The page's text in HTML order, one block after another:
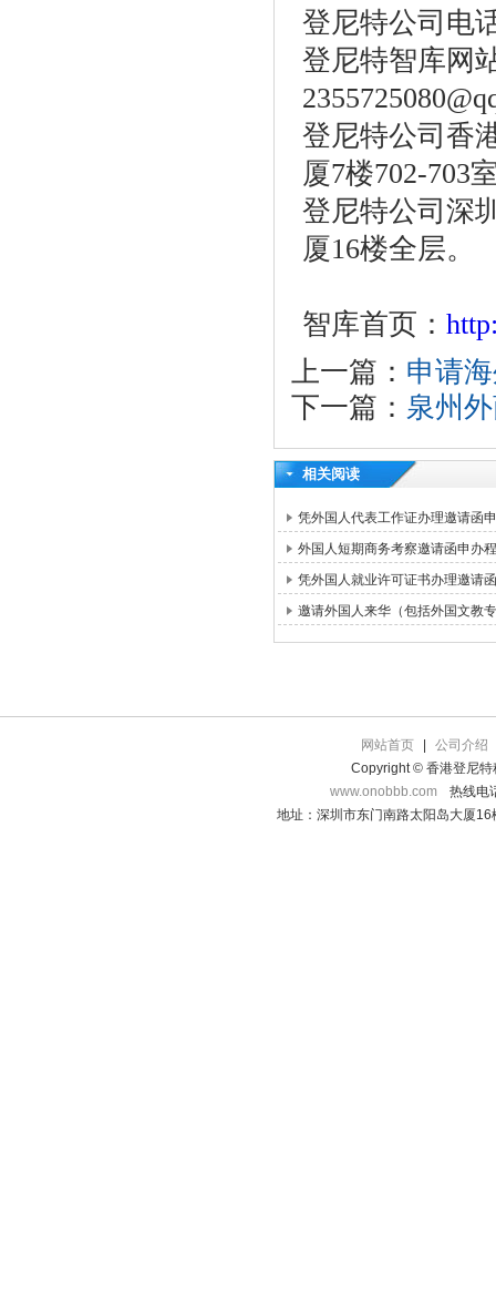
登尼特公司电
登尼特智库网
登尼特公司香
厦7楼702-703
登尼特公司深
厦16楼全层。
智库首页：
上一篇： 申请
下一篇： 泉州
相关阅读
凭外国人代表工作证办理邀请函
外国人短期商务考察邀请函申办
凭外国人就业许可证书办理邀请
邀请外国人来华（包括外国文教
网站首页
公司介绍
Copyright © 香港登尼特
www.onobbb.com
热线电
地址：深圳市东门南路太阳岛大厦